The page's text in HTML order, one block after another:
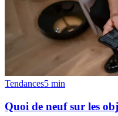
Tendances5 min
Quoi de neuf sur les